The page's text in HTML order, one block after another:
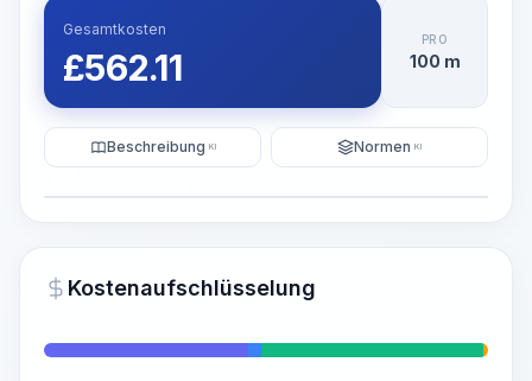
~15-30 Sek.
Gesamtkosten
£562.11
PRO
100 m
Beschreibung KI Normen KI
Kostenaufschlüsselung